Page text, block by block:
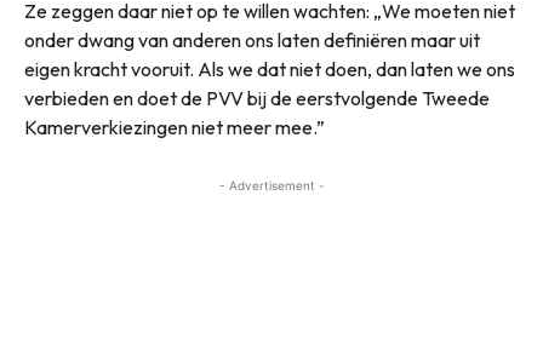
Ze zeggen daar niet op te willen wachten: „We moeten niet
onder dwang van anderen ons laten definiëren maar uit
eigen kracht vooruit. Als we dat niet doen, dan laten we ons
verbieden en doet de PVV bij de eerstvolgende Tweede
Kamerverkiezingen niet meer mee.”
- Advertisement -